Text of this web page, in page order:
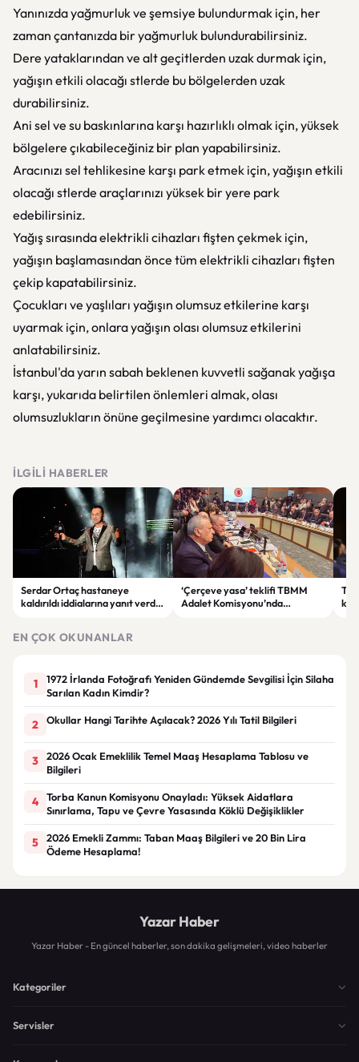
Yanınızda yağmurluk ve şemsiye bulundurmak için, her
zaman çantanızda bir yağmurluk bulundurabilirsiniz.
Dere yataklarından ve alt geçitlerden uzak durmak için,
yağışın etkili olacağı stlerde bu bölgelerden uzak
durabilirsiniz.
Ani sel ve su baskınlarına karşı hazırlıklı olmak için, yüksek
bölgelere çıkabileceğiniz bir plan yapabilirsiniz.
Aracınızı sel tehlikesine karşı park etmek için, yağışın etkili
olacağı stlerde araçlarınızı yüksek bir yere park
edebilirsiniz.
Yağış sırasında elektrikli cihazları fişten çekmek için,
yağışın başlamasından önce tüm elektrikli cihazları fişten
çekip kapatabilirsiniz.
Çocukları ve yaşlıları yağışın olumsuz etkilerine karşı
uyarmak için, onlara yağışın olası olumsuz etkilerini
anlatabilirsiniz.
İstanbul'da yarın sabah beklenen kuvvetli sağanak yağışa
karşı, yukarıda belirtilen önlemleri almak, olası
olumsuzlukların önüne geçilmesine yardımcı olacaktır.
İLGILI HABERLER
Serdar Ortaç hastaneye
kaldırıldı iddialarına yanıt verdi:
‘Çerçeve yasa’ teklifi TBMM
Adalet Komisyonu’nda
EN ÇOK OKUNANLAR
1
1972 İrlanda Fotoğrafı Yeniden Gündemde Sevgilisi İçin Silaha
Sarılan Kadın Kimdir?
2 Okullar Hangi Tarihte Açılacak? 2026 Yılı Tatil Bilgileri
3
2026 Ocak Emeklilik Temel Maaş Hesaplama Tablosu ve
Bilgileri
4
Torba Kanun Komisyonu Onayladı: Yüksek Aidatlara
Sınırlama, Tapu ve Çevre Yasasında Köklü Değişiklikler
5
2026 Emekli Zammı: Taban Maaş Bilgileri ve 20 Bin Lira
Ödeme Hesaplama!
Yazar Haber
Yazar Haber - En güncel haberler, son dakika gelişmeleri, video haberler
Kategoriler
Servisler